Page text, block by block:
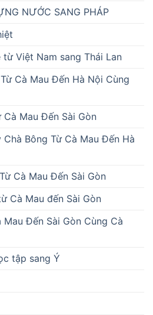
NƯỚC SANG PHÁP
Việt Nam sang Thái Lan
Cà Mau Đến Hà Nội Cùng
Cà Mau Đến Sài Gòn
Bông Từ Cà Mau Đến Hà
Cà Mau Đến Sài Gòn
Cà Mau đến Sài Gòn
Mau Đến Sài Gòn Cùng Cà
tập sang Ý